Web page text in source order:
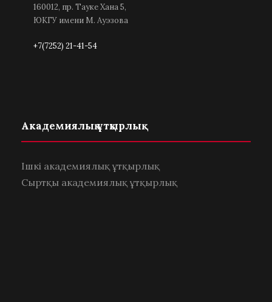
160012, пр. Тауке Хана 5,
ЮКГУ имени М. Ауэзова
+7(7252) 21-41-54
Академиялық ұтқырлық
Ішкі академиялық ұтқырлық
Сыртқы академиялық ұтқырлық